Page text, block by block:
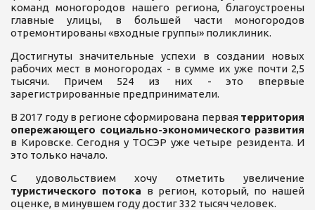
команд моногородов нашего региона, благоустроены
главные улицы, в большей части моногородов
отремонтированы «входные группы» поликлиник.
Достигнуты значительные успехи в создании новых
рабочих мест в моногородах - в сумме их уже почти 2,5
тысячи. Причем 524 из них - это впервые
зарегистрированные предприниматели.
В 2017 году в регионе сформирована первая территория
опережающего социально-экономического развития
в Кировске. Сегодня у ТОСЭР уже четыре резидента. И
это только начало.
С удовольствием хочу отметить увеличение
туристического потока в регион, который, по нашей
оценке, в минувшем году достиг 332 тысяч человек.